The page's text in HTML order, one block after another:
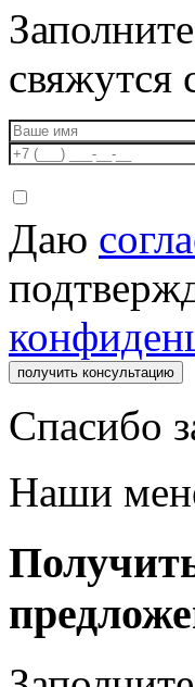
свяжутся
Даю
получить консультацию
Спасибо
Наши